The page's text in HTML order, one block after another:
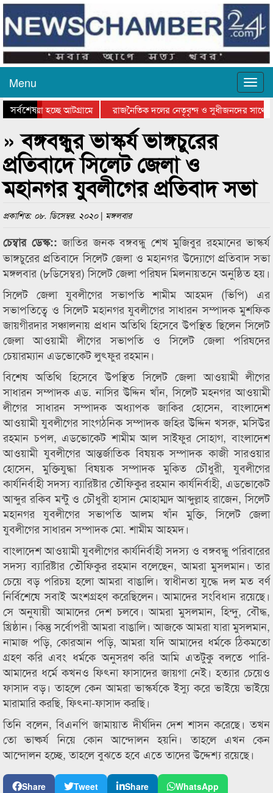
Menu
সর্বশেষ
যাওয়া হচ্ছে আটগ্রামে
রাজনৈতিক দলের নেতৃবৃন্দ ও সুধীজনদের সাথে
সিলেটে বাংলাদেশ গ্রুপ থিয়েটার
» বঙ্গবন্ধুর ভাস্কর্য ভাঙ্গচুরের
প্রতিবাদে সিলেট জেলা ও
মহানগর যুবলীগের প্রতিবাদ সভা
প্রকাশিত: ০৮. ডিসেম্বর. ২০২০ | মঙ্গলবার
চেম্বার ডেস্ক::জাতির জনক বঙ্গবন্ধু শেখ মুজিবুর রহমানের ভাস্কর্য
ভাঙ্গচুরের প্রতিবাদে সিলেট জেলা ও মহানগর উদ্যোগে প্রতিবাদ সভা
মঙ্গলবার (৮ডিসেম্বর) সিলেট জেলা পরিষদ মিলনায়তনে অনুষ্ঠিত হয়।
সিলেট জেলা যুবলীগের সভাপতি শামীম আহমদ (ভিপি) এর
সভাপতিত্বে ও সিলেট মহানগর যুবলীগের সাধারন সম্পাদক মুশফিক
জায়গীরদার সঞ্চালনায় প্রধান অতিথি হিসেবে উপস্থিত ছিলেন সিলেট
জেলা আওয়ামী লীগের সভাপতি ও সিলেট জেলা পরিষদের
চেয়ারম্যান এডভোকেট লুৎফুর রহমান।
বিশেষ অতিথি হিসেবে উপস্থিত সিলেট জেলা আওয়ামী লীগের
সাধারন সম্পাদক এড. নাসির উদ্দিন খাঁন, সিলেট মহনগর আওয়ামী
লীগের সাধারন সম্পাদক অধ্যাপক জাকির হোসেন, বাংলাদেশ
আওয়ামী যুবলীগের সাংগঠনিক সম্পাদক জহির উদ্দিন খসরু, মসিউর
রহমান চপল, এডভোকেট শামীম আল সাইফুর সোহাগ, বাংলাদেশ
আওয়ামী যুবলীগের আন্তর্জাতিক বিষয়ক সম্পাদক কাজী সারওয়ার
হোসেন, মুক্তিযুদ্ধা বিষয়ক সম্পাদক মুকিত চৌধুরী, যুবলীগের
কার্যনির্বাহী সদস্য ব্যারিষ্টার তৌফিকুর রহমান কার্যনির্বাহী, এডভোকেট
আব্দুর রকিব মন্টু ও চৌধুরী হাসান মোহাম্মদ আব্দুল্লাহ রাজেন, সিলেট
মহানগর যুবলীগের সভাপতি আলম খাঁন মুক্তি, সিলেট জেলা
যুবলীগের সাধারন সম্পাদক মো. শামীম আহমদ।
বাংলাদেশ আওয়ামী যুবলীগের কার্যনির্বাহী সদস্য ও বঙ্গবন্ধু পরিবারের
সদস্য ব্যারিষ্টার তৌফিকুর রহমান বলেছেন, আমরা মুসলমান। তার
চেয়ে বড় পরিচয় হলো আমরা বাঙালি। স্বাধীনতা যুদ্ধে দল মত বর্ণ
নির্বিশেষে সবাই অংশগ্রহণ করেছিলেন। আমাদের সংবিধান রয়েছে।
সে অনুযায়ী আমাদের দেশ চলবে। আমরা মুসলমান, হিন্দু, বৌদ্ধ,
খ্রিষ্ঠান। কিন্তু সর্বোপরী আমরা বাঙালি। আজকে আমরা যারা মুসলমান,
নামাজ পড়ি, কোরআন পড়ি, আমরা যদি আমাদের ধর্মকে ঠিকমতো
গ্রহণ করি এবং ধর্মকে অনুসরণ করি আমি এতটুকু বলতে পারি-
আমাদের ধর্মে কখনও ফিৎনা ফাসাদের জায়গা নেই। হত্যার চেয়েও
ফাসাদ বড়। তাহলে কেন আমরা ভাস্কর্যকে ইস্যু করে ভাইয়ে ভাইয়ে
মারামারি করছি, ফিৎনা-ফাসাদ করছি।
তিনি বলেন, বিএনপি জামায়াত দীর্ঘদিন দেশ শাসন করেছে। তখন
তো ভাষ্কর্য নিয়ে কোন আন্দোলন হয়নি। তাহলে এখন কেন
আন্দোলন হচ্ছে, তাহলে বুঝতে হবে এতে তাদের উদ্দেশ্য রয়েছে।
Share Tweet Share
WhatsApp